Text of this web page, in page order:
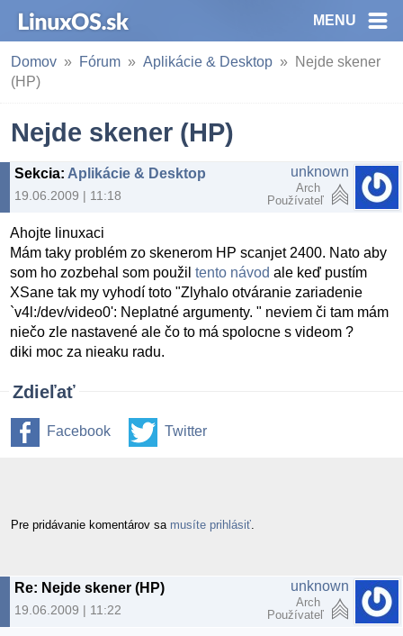
MENU
Domov Fórum Aplikácie & Desktop
Nejde skener
(HP)
Nejde skener (HP)
Sekcia: Aplikácie & Desktop
19.06.2009 | 11:18
unknown
Arch
Používateľ
Ahojte linuxaci
Mám taky problém zo skenerom HP scanjet 2400. Nato aby
som ho zozbehal som použiltento návod ale keď pustím
XSane tak my vyhodí toto "Zlyhalo otváranie zariadenie
`v4l:/dev/video0': Neplatné argumenty. " neviem či tam mám
niečo zle nastavené ale čo to má spolocne s videom ?
diki moc za nieaku radu.
Zdieľať
Facebook Twitter
Pre pridávanie komentárov sa musíte prihlásiť
Re: Nejde skener (HP)
19.06.2009 | 11:22
unknown
Arch
Používateľ